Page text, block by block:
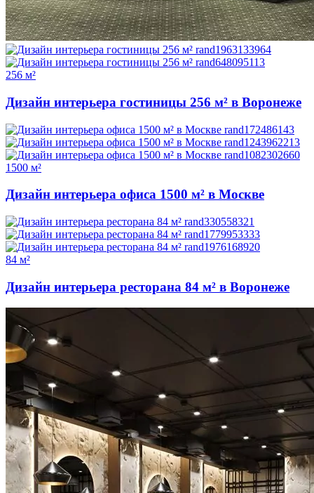
256 м²
Дизайн интерьера гостиницы 256 м² в Воронеже
1500 м²
Дизайн интерьера офиса 1500 м² в Москве
84 м²
Дизайн интерьера ресторана 84 м² в Воронеже